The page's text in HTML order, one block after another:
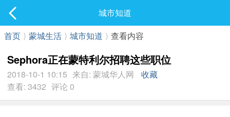
最新发表
城市知道
首页 ⟩ 蒙城生活 ⟩ 城市知道 ⟩ 查看内容
Sephora正在蒙特利尔招聘这些职位
2018-10-1 10:15 来自: 蒙城华人网
收藏
查看: 3432 评论 0